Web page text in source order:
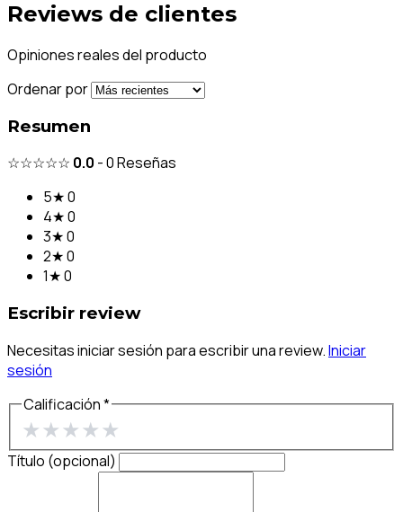
Reviews de clientes
Opiniones reales del producto
Ordenar por
Resumen
☆☆☆☆☆ 0.0 -0Reseñas
5★0
4★0
3★0
2★0
1★0
Escribir review
Necesitas iniciar sesión para escribir una review.Iniciar
sesión
Calificación *
★★★★★
Título (opcional)